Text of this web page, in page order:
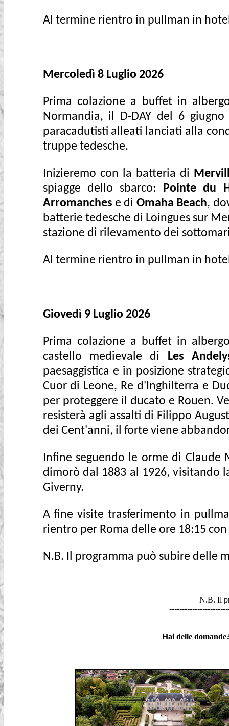
Al termine rientro in pullman in
Mercoledì 8 Luglio 2026
Prima colazione a buffet in
Normandia, il D-DAY del 6
paracadutisti alleati lanciati alla
truppe tedesche.
Inizieremo con la batteria di
spiagge dello sbarco: Pointe du
Arromanches e di Omaha Beach,
batterie tedesche di Loingues sur
stazione di rilevamento dei
Al termine rientro in pullman in
Giovedì 9 Luglio 2026
Prima colazione a buffet in
castello medievale di Les
paesaggistica e in posizione
Cuor di Leone, Re d'Inghilterra e
per proteggere il ducato e Rouen.
resisterà agli assalti di Filippo
dei Cent'anni, il forte viene
Infine seguendo le orme di
dimorò dal 1883 al 1926, visitando
Giverny.
A fine visite trasferimento in
rientro per Roma delle ore 18:15
N.B. Il programma può subire delle
N.B. Il
Hai delle